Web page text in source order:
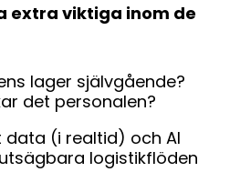
extra viktiga inom de
lager självgående?
det personalen?
data (i realtid) och AI
logistikflöden